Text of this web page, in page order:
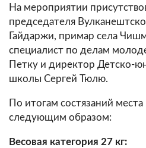
На мероприятии
председателя
Гайдаржи, примар села
специалист по делам
Петку и директор Детско-
школы Сергей Тюлю.
По итогам состязаний
следующим образом:
Весовая категория 27 кг: